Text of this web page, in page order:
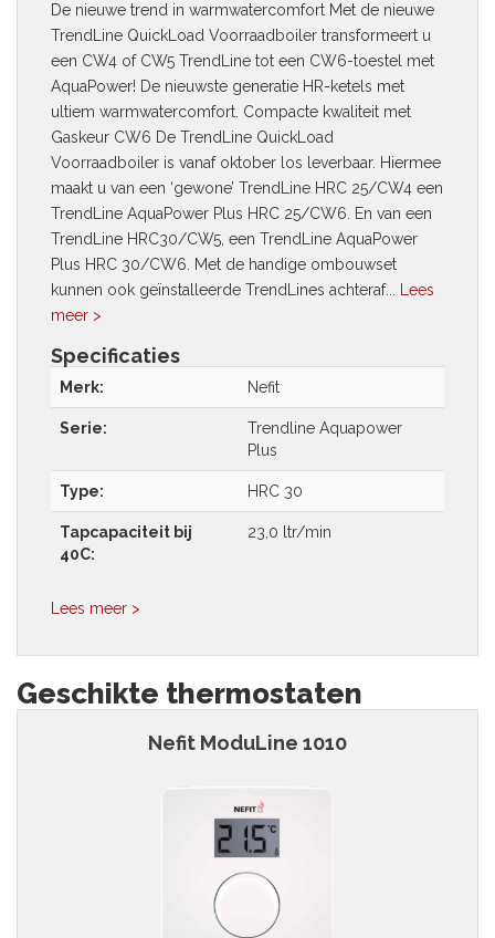
De nieuwe trend in warmwatercomfort Met de nieuwe
TrendLine QuickLoad Voorraadboiler transformeert u
een CW4 of CW5 TrendLine tot een CW6-toestel met
AquaPower! De nieuwste generatie HR-ketels met
ultiem warmwatercomfort. Compacte kwaliteit met
Gaskeur CW6 De TrendLine QuickLoad
Voorraadboiler is vanaf oktober los leverbaar. Hiermee
maakt u van een ‘gewone’ TrendLine HRC 25/CW4 een
TrendLine AquaPower Plus HRC 25/CW6. En van een
TrendLine HRC30/CW5, een TrendLine AquaPower
Plus HRC 30/CW6. Met de handige ombouwset
kunnen ook geïnstalleerde TrendLines achteraf...
Lees
meer >
Specificaties
Merk: Nefit
Serie:
Trendline Aquapower
Plus
Type: HRC 30
Tapcapaciteit bij
40C:
23,0 ltr/min
Lees meer >
Geschikte thermostaten
Nefit ModuLine 1010